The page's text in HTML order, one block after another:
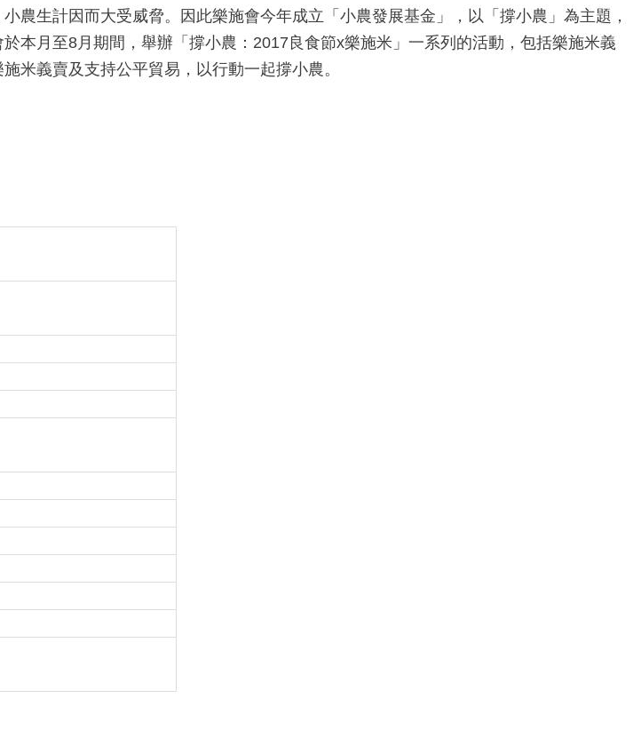
農生計因而大受威脅。因此樂施會今年成立「小農發展基金」，以「撐小農」為主題，
本月至8月期間，舉辦「撐小農：2017良食節x樂施米」一系列的活動，包括樂施米義
米義賣及支持公平貿易，以行動一起撐小農。